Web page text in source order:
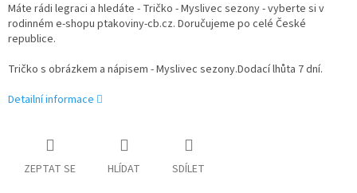
Máte rádi legraci a hledáte - Tričko - Myslivec sezony - vyberte si v
rodinném e-shopu ptakoviny-cb.cz. Doručujeme po celé České
republice.
Tričko s obrázkem a nápisem - Myslivec sezony.Dodací lhůta 7 dní.
Detailní informace
ZEPTAT SE HLÍDAT SDÍLET